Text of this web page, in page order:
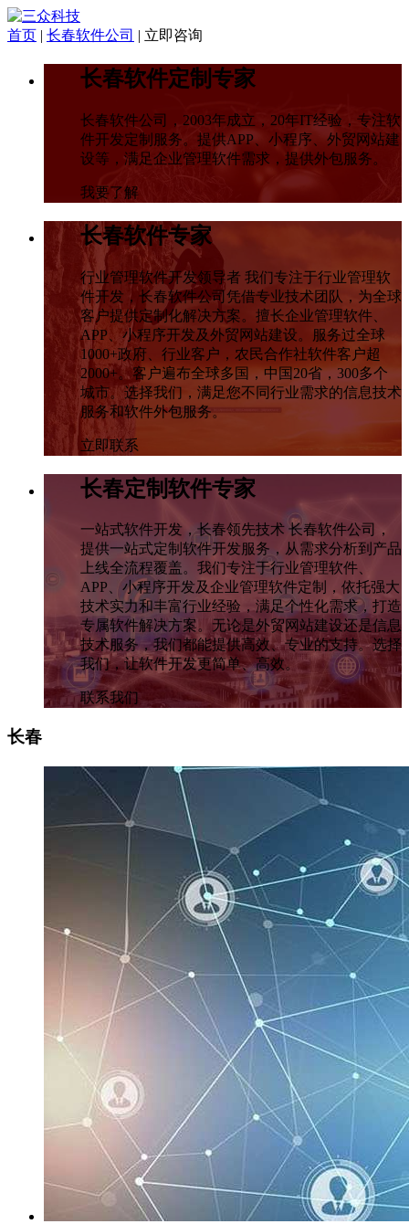
首页 | 长春软件公司 | 立即咨询
长春软件定制专家
长春软件公司，2003年成立，20年IT经验，专注软
件开发定制服务。提供APP、小程序、外贸网站建
设等，满足企业管理软件需求，提供外包服务。
我要了解
长春软件专家
行业管理软件开发领导者 我们专注于行业管理软
件开发，长春软件公司凭借专业技术团队，为全球
客户提供定制化解决方案。擅长企业管理软件、
APP、小程序开发及外贸网站建设。服务过全球
1000+政府、行业客户，农民合作社软件客户超
2000+。客户遍布全球多国，中国20省，300多个
城市。选择我们，满足您不同行业需求的信息技术
服务和软件外包服务。
立即联系
长春定制软件专家
一站式软件开发，长春领先技术 长春软件公司，
提供一站式定制软件开发服务，从需求分析到产品
上线全流程覆盖。我们专注于行业管理软件、
APP、小程序开发及企业管理软件定制，依托强大
技术实力和丰富行业经验，满足个性化需求，打造
专属软件解决方案。无论是外贸网站建设还是信息
技术服务，我们都能提供高效、专业的支持。选择
我们，让软件开发更简单、高效。
联系我们
长春